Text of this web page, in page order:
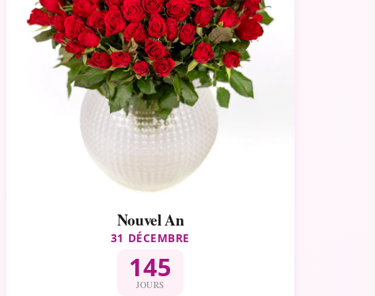
Nouvel An
31 DÉCEMBRE
145
JOURS